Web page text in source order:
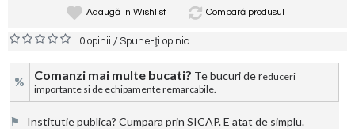
Adaugă in Wishlist Compară produsul
0 opinii /Spune-ţi opinia
% Comanzi mai multe bucati? Te bucuri de reduceri
importante si de echipamente remarcabile.
⚑ Institutie publica? Cumpara prin SICAP. E atat de simplu.